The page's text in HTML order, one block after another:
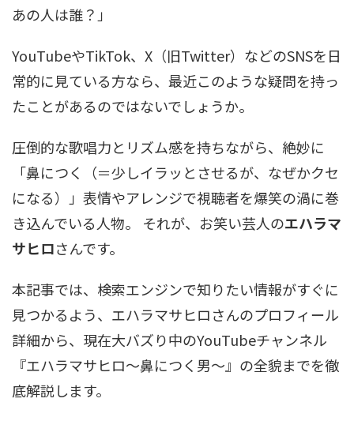
あの人は誰？」
YouTubeやTikTok、X（旧Twitter）などのSNSを日
常的に見ている方なら、最近このような疑問を持っ
たことがあるのではないでしょうか。
圧倒的な歌唱力とリズム感を持ちながら、絶妙に
「鼻につく（＝少しイラッとさせるが、なぜかクセ
になる）」表情やアレンジで視聴者を爆笑の渦に巻
き込んでいる人物。 それが、お笑い芸人のエハラマ
サヒロさんです。
本記事では、検索エンジンで知りたい情報がすぐに
見つかるよう、エハラマサヒロさんのプロフィール
詳細から、現在大バズり中のYouTubeチャンネル
『エハラマサヒロ〜鼻につく男〜』の全貌までを徹
底解説します。